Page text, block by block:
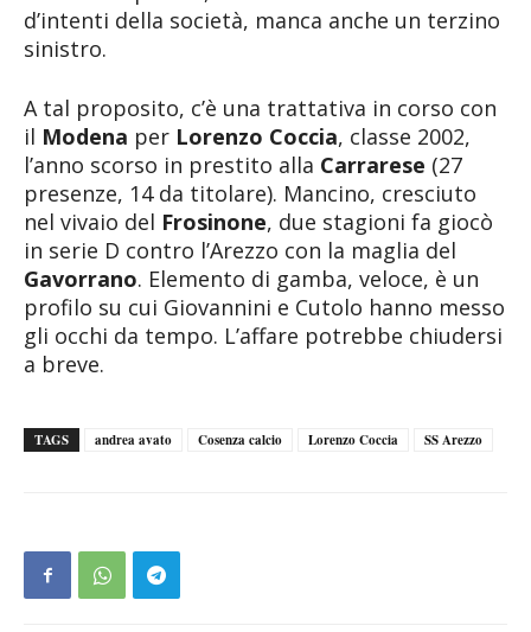
d’intenti della società, manca anche un terzino
sinistro.
A tal proposito, c’è una trattativa in corso con
il Modena per Lorenzo Coccia, classe 2002,
l’anno scorso in prestito alla Carrarese (27
presenze, 14 da titolare). Mancino, cresciuto
nel vivaio del Frosinone, due stagioni fa giocò
in serie D contro l’Arezzo con la maglia del
Gavorrano. Elemento di gamba, veloce, è un
profilo su cui Giovannini e Cutolo hanno messo
gli occhi da tempo. L’affare potrebbe chiudersi
a breve.
TAGS andrea avato Cosenza calcio Lorenzo Coccia SS Arezzo